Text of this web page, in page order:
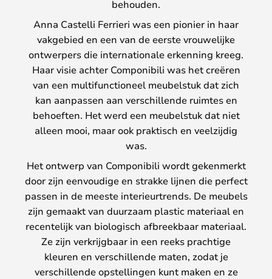
behouden.
Anna Castelli Ferrieri was een pionier in haar
vakgebied en een van de eerste vrouwelijke
ontwerpers die internationale erkenning kreeg.
Haar visie achter Componibili was het creëren
van een multifunctioneel meubelstuk dat zich
kan aanpassen aan verschillende ruimtes en
behoeften. Het werd een meubelstuk dat niet
alleen mooi, maar ook praktisch en veelzijdig
was.
Het ontwerp van Componibili wordt gekenmerkt
door zijn eenvoudige en strakke lijnen die perfect
passen in de meeste interieurtrends. De meubels
zijn gemaakt van duurzaam plastic materiaal en
recentelijk van biologisch afbreekbaar materiaal.
Ze zijn verkrijgbaar in een reeks prachtige
kleuren en verschillende maten, zodat je
verschillende opstellingen kunt maken en ze